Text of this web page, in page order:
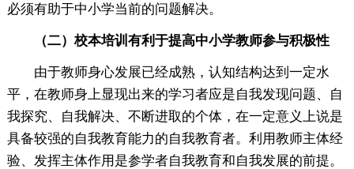
必须有助于中小学当前的问题解决。
（二）校本培训有利于提高中小学教师参与积极性
由于教师身心发展已经成熟，认知结构达到一定水
平，在教师身上显现出来的学习者应是自我发现问题、自
我探究、自我解决、不断进取的个体，在一定意义上说是
具备较强的自我教育能力的自我教育者。利用教师主体经
验、发挥主体作用是参学者自我教育和自我发展的前提。